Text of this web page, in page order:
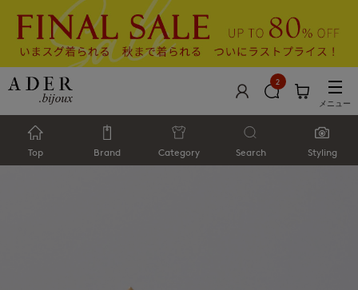
2
メニュー
Top Brand Category Search Styling